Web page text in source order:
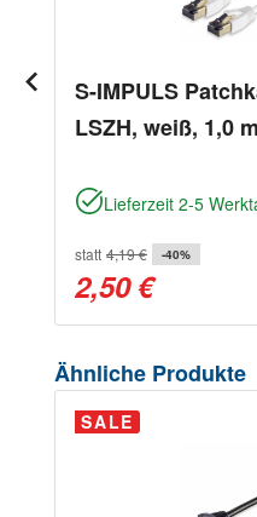
S-IMPULS
LSZH, weiß, 1,0 m
Lieferzeit 2-5
statt 4,19 € -40%
2,50 €
Produktgalerie
Ähnliche Produkte
SALE